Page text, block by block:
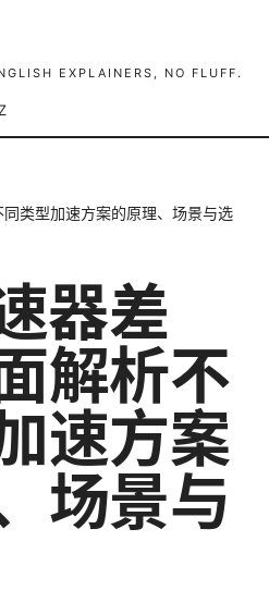
EXPLAINERS, NO FLUFF.
类型加速方案的原理、场景与选
器差
解析不
速方案
场景与